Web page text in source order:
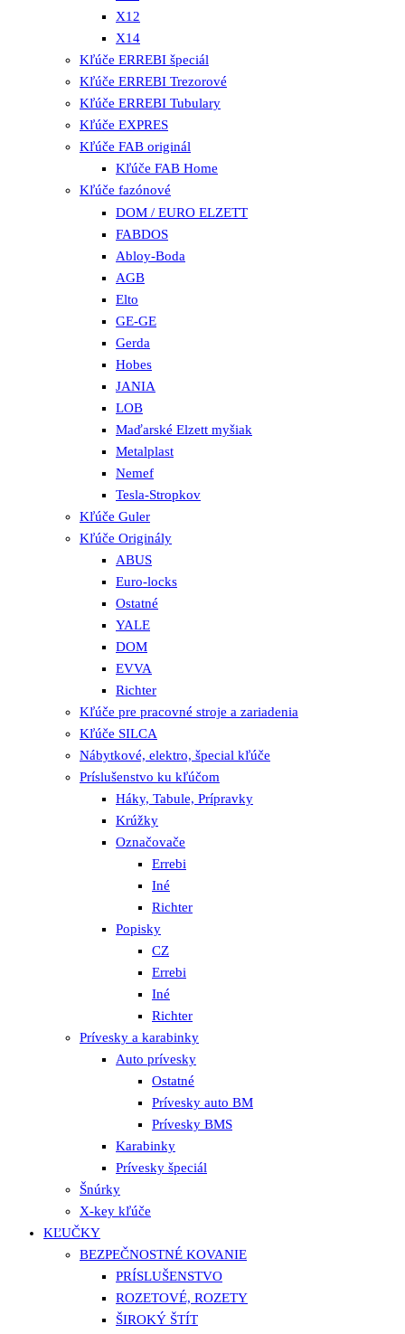
X12
X14
Kľúče ERREBI špeciál
Kľúče ERREBI Trezorové
Kľúče ERREBI Tubulary
Kľúče EXPRES
Kľúče FAB originál
Kľúče FAB Home
Kľúče fazónové
DOM / EURO ELZETT
FABDOS
Abloy-Boda
AGB
Elto
GE-GE
Gerda
Hobes
JANIA
LOB
Maďarské Elzett myšiak
Metalplast
Nemef
Tesla-Stropkov
Kľúče Guler
Kľúče Originály
ABUS
Euro-locks
Ostatné
YALE
DOM
EVVA
Richter
Kľúče pre pracovné stroje a zariadenia
Kľúče SILCA
Nábytkové, elektro, špecial kľúče
Príslušenstvo ku kľúčom
Háky, Tabule, Prípravky
Krúžky
Označovače
Errebi
Iné
Richter
Popisky
CZ
Errebi
Iné
Richter
Prívesky a karabinky
Auto prívesky
Ostatné
Prívesky auto BM
Prívesky BMS
Karabinky
Prívesky špeciál
Šnúrky
X-key kľúče
KĽUČKY
BEZPEČNOSTNÉ KOVANIE
PRÍSLUŠENSTVO
ROZETOVÉ, ROZETY
ŠIROKÝ ŠTÍT